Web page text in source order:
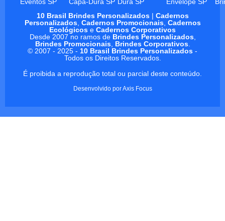
10 Brasil Brindes Personalizados| Cadernos
Personalizados, Cadernos Promocionais, Cadernos
Ecológicos e Cadernos Corporativos
Desde 2007 no ramos de Brindes Personalizados,
Brindes Promocionais, Brindes Corporativos.
© 2007 - 2025 - 10 Brasil Brindes Personalizados -
Todos os Direitos Reservados.
É proibida a reprodução total ou parcial deste conteúdo.
Desenvolvido porAxis Focus